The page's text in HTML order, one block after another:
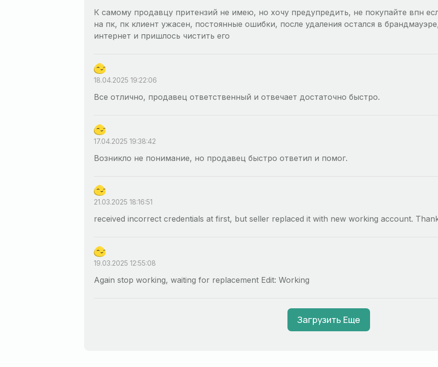
К самому продавцу притензий не имею, но хочу предупредить, не покупайте впн
на пк, пк клиент ужасен, постоянные ошибки, после удаления остался в
интернет и пришлось чистить его
18.04.2025 19:22:06
Все отлично, продавец ответственный и отвечает достаточно быстро.
17.04.2025 19:38:42
Возникло не понимание, но продавец быстро ответил и помог.
21.03.2025 18:16:51
received incorrect credentials at first, but seller replaced it with new working account.
19.03.2025 12:55:08
Again stop working, waiting for replacement Edit: Working
Загрузить Еще